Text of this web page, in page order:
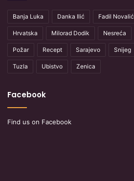
Banja Luka Danka Ilić Fadil Novalić
Hrvatska Milorad Dodik Nesreća
Požar Recept Sarajevo Snijeg
Tuzla Ubistvo Zenica
Facebook
Find us on Facebook